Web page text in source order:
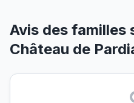
Avis des familles
Château de